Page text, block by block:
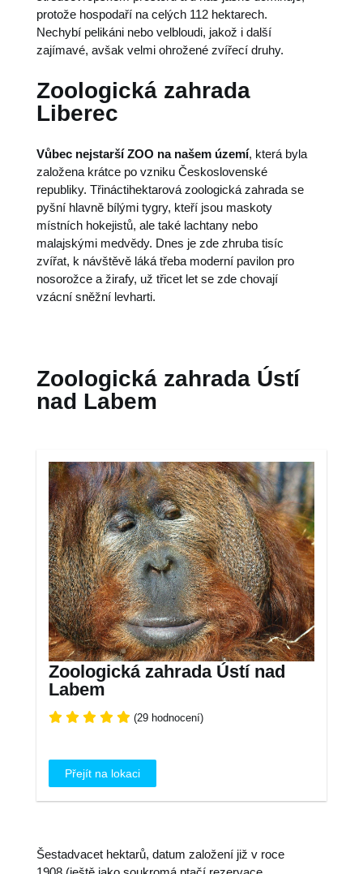
protože hospodaří na celých 112 hektarech.
Nechybí pelikáni nebo velbloudi, jakož i další
zajímavé, avšak velmi ohrožené zvířecí druhy.
Zoologická zahrada
Liberec
Vůbec nejstarší ZOO na našem území, která byla
založena krátce po vzniku Československé
republiky. Třináctihektarová zoologická zahrada se
pyšní hlavně bílými tygry, kteří jsou maskoty
místních hokejistů, ale také lachtany nebo
malajskými medvědy. Dnes je zde zhruba tisíc
zvířat, k návštěvě láká třeba moderní pavilon pro
nosorožce a žirafy, už třicet let se zde chovají
vzácní sněžní levharti.
Zoologická zahrada Ústí
nad Labem
Zoologická zahrada Ústí nad
Labem
(29 hodnocení)
Přejít na lokaci
Šestadvacet hektarů, datum založení již v roce